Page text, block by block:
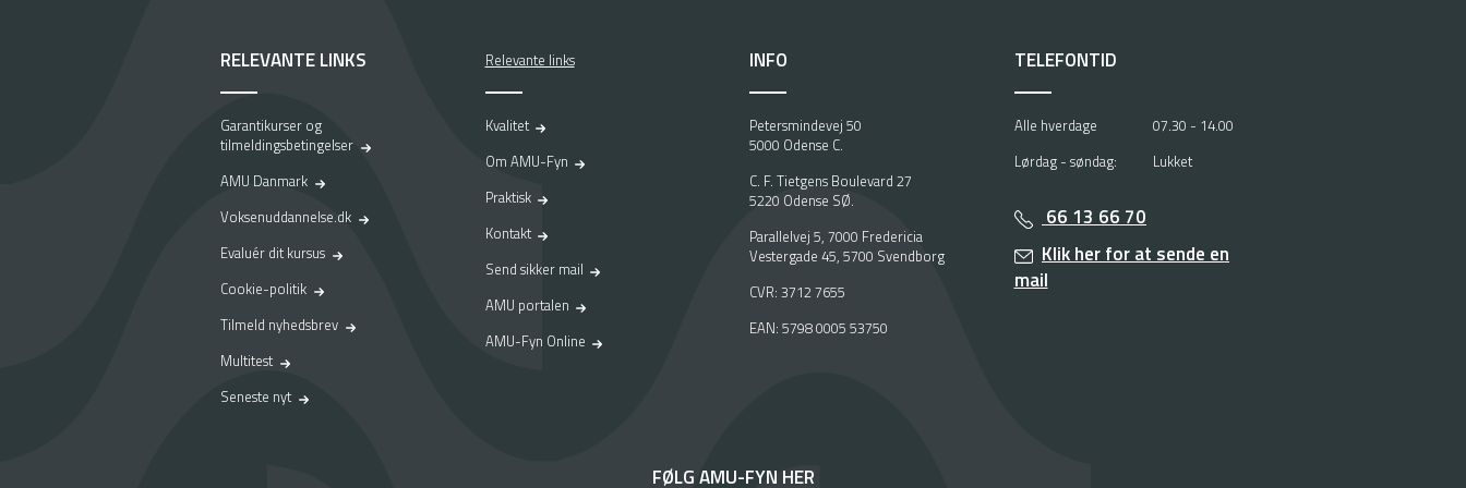
RELEVANTE LINKS
Garantikurser og
tilmeldingsbetingelser
AMU Danmark
Voksenuddannelse.dk
Evaluér dit kursus
Cookie-politik
Tilmeld nyhedsbrev
Multitest
Seneste nyt
Relevante links
Kvalitet
Om AMU-Fyn
Praktisk
Kontakt
Send sikker mail
AMU portalen
AMU-Fyn Online
INFO
Petersmindevej 50
5000 Odense C.
C. F. Tietgens Boulevard 27
5220 Odense SØ.
Parallelvej 5, 7000 Fredericia
Vestergade 45, 5700 Svendborg
CVR: 3712 7655
EAN: 5798 0005 53750
TELEFONTID
Alle hverdage
07.30 - 14.00
Lørdag - søndag:
Lukket
66 13 66 70
Klik her for at sende en
mail
FØLG AMU-FYN HER